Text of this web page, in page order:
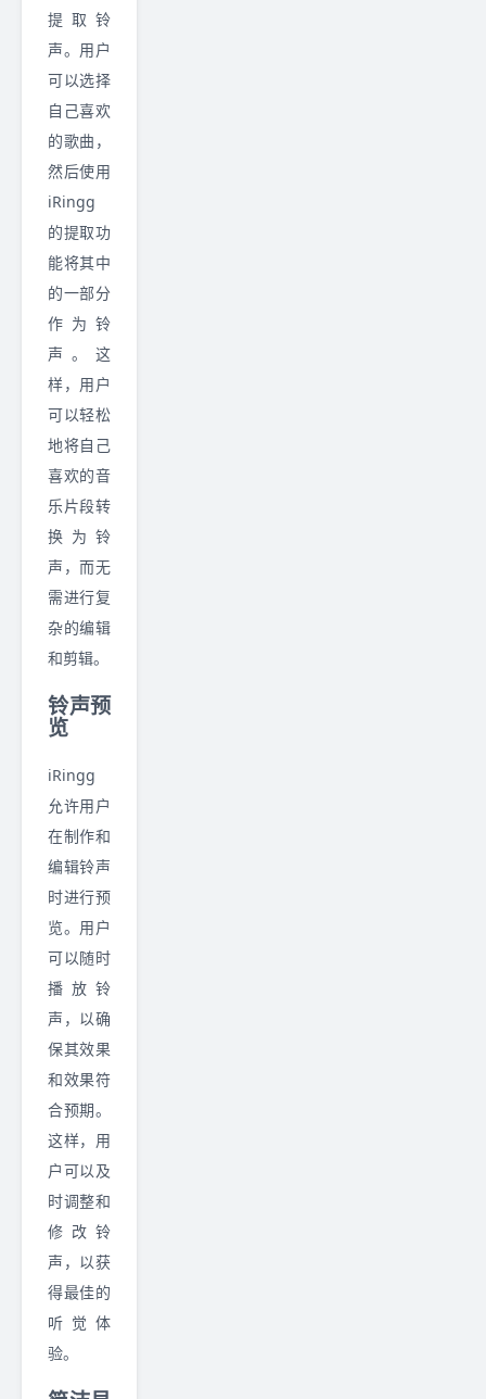
提取铃
声。用户
可以选择
自己喜欢
的歌曲，
然后使用
iRingg
的提取功
能将其中
的一部分
作为铃
声。这
样，用户
可以轻松
地将自己
喜欢的音
乐片段转
换为铃
声，而无
需进行复
杂的编辑
和剪辑。
铃声预
览
iRingg
允许用户
在制作和
编辑铃声
时进行预
览。用户
可以随时
播放铃
声，以确
保其效果
和效果符
合预期。
这样，用
户可以及
时调整和
修改铃
声，以获
得最佳的
听觉体
验。